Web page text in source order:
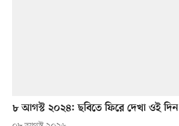
৮ আগস্ট ২০২৪: ছবিতে ফিরে দেখা ওই দিন